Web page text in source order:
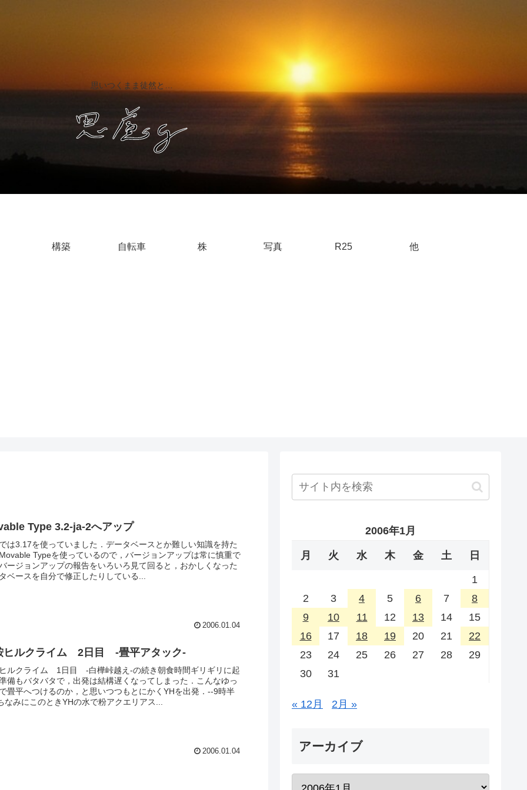
思いつくまま徒然と…
構築 自転車 株 写真 R25 他
Type 3.2-ja-2へアップ
は3.17を使っていました．データベースとか難しい知識を持た
Typeを使っているので，バージョンアップは常に慎重で
ージョンアップの報告をいろいろ見て回ると，おかしくなった
ベースを自分で修正したりしている...
2006.01.04
ヒルクライム 2日目 -畳平アタック-
ルクライム 1日目 -白樺峠越え-の続き朝食時間ギリギリに起
備もバタバタで，出発は結構遅くなってしまった．こんなゆっ
畳平へつけるのか，と思いつつもとにかくYHを出発．--9時半
なみにこのときYHの水で粉アクエリアス...
2006.01.04
2006年1月
月 火 水 木 金 土 日
1
2
3 4 5 6 7
8
9
10 11 12 13 14
15
16
17 18 19 20 21
22
23
24 25 26 27 28
29
30
31
« 12月 2月 »
アーカイブ